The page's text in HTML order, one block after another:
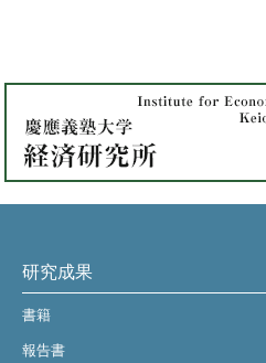
研究成果
書籍
報告書